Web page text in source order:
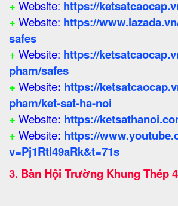
+ Website: https://
+ Website: https://
safes
+ Website: https://
pham/safes
+ Website: https://
pham/ket-sat-ha-noi
+ Website: https://
+ Website: https://
v=Pj1RtI49aRk&t=71s
3. Bàn Hội Trường Khung Thép